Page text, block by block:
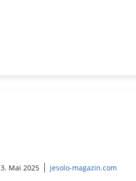
3. Mai 2025 jesolo-magazin.com